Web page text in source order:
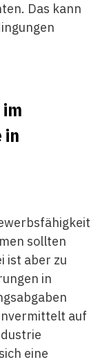
Das kann
in
sollten
ist aber zu
in
auf
eine